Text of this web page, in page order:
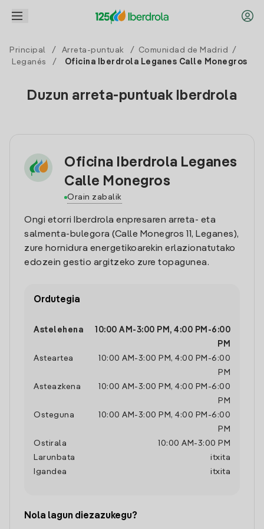
Principal / Arreta-puntuak / Comunidad de Madrid
/
Leganés
/ Oficina Iberdrola Leganes Calle Monegros
Duzun arreta-puntuak Iberdrola
Oficina Iberdrola Leganes
Calle Monegros
Orain zabalik
Ongi etorri Iberdrola enpresaren arreta- eta
salmenta-bulegora (Calle Monegros 11, Leganes),
zure hornidura energetikoarekin erlazionatutako
edozein gestio argitzeko zure topagunea.
Ordutegia
Astelehena 10:00 AM -3:00 PM , 4:00 PM -6:00
PM
Asteartea
10:00 AM -3:00 PM , 4:00 PM -6:00
PM
Asteazkena
10:00 AM -3:00 PM , 4:00 PM -6:00
PM
Osteguna
10:00 AM -3:00 PM , 4:00 PM -6:00
PM
Ostirala
10:00 AM -3:00 PM
Larunbata
itxita
Igandea
itxita
Nola lagun diezazukegu?